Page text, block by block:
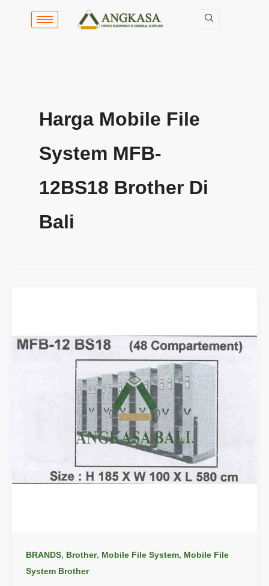
Harga Mobile File
System MFB-
12BS18 Brother Di
Bali
BRANDS, Brother, Mobile File System, Mobile File
System Brother